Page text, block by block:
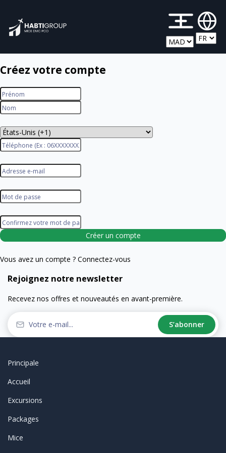
Créez votre compte
Créer un compte
Vous avez un compte ? Connectez-vous
Rejoignez notre newsletter
Recevez nos offres et nouveautés en avant-première.
S’abonner
Principale
Accueil
Excursions
Packages
Mice